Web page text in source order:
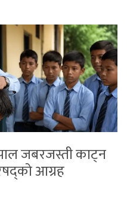
जबरजस्ती काट्न
आग्रह